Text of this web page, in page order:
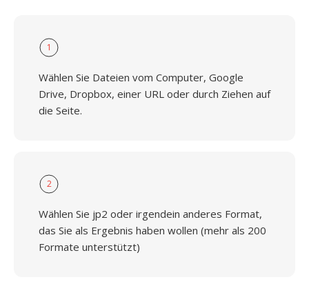
1
Wählen Sie Dateien vom Computer, Google
Drive, Dropbox, einer URL oder durch Ziehen auf
die Seite.
2
Wählen Sie jp2 oder irgendein anderes Format,
das Sie als Ergebnis haben wollen (mehr als 200
Formate unterstützt)